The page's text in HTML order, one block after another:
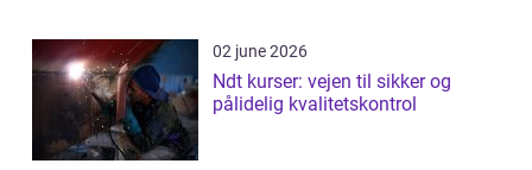
02 june 2026
Ndt kurser: vejen til sikker og
pålidelig kvalitetskontrol